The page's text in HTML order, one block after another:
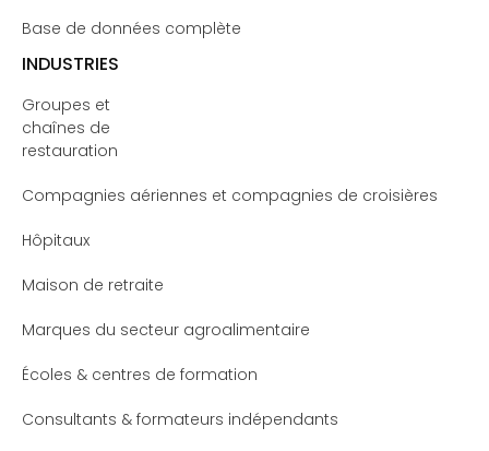
Base de données complète
INDUSTRIES
Groupes et
chaînes de
restauration
Compagnies aériennes et compagnies de croisières
Hôpitaux
Maison de retraite
Marques du secteur agroalimentaire
Écoles & centres de formation
Consultants & formateurs indépendants